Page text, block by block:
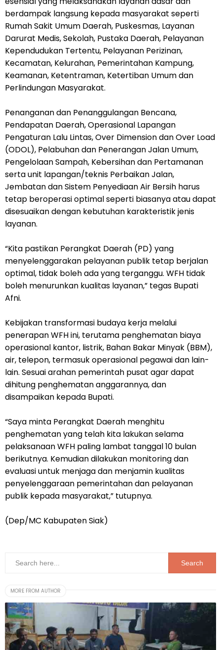
berdampak langsung kepada masyarakat seperti
Rumah Sakit Umum Daerah, Puskesmas, Layanan
Darurat Medis, Sekolah, Pustaka Daerah, Pelayanan
Kependudukan Tertentu, Pelayanan Perizinan,
Kecamatan, Kelurahan, Pemerintahan Kampung,
Keamanan, Ketentraman, Ketertiban Umum dan
Perlindungan Masyarakat.
Penanganan dan Penanggulangan Bencana,
Pendapatan Daerah, Operasional Lapangan
Pengaturan Lalu Lintas, Over Dimension dan Over Load
(ODOL), Pelabuhan dan Penerangan Jalan Umum,
Pengelolaan Sampah, Kebersihan dan Pertamanan
serta unit lapangan/teknis Perbaikan Jalan,
Jembatan dan Sistem Penyediaan Air Bersih harus
tetap beroperasi optimal seperti biasanya atau dapat
disesuaikan dengan kebutuhan karakteristik jenis
layanan.
“Kita pastikan Perangkat Daerah (PD) yang
menyelenggarakan pelayanan publik tetap berjalan
optimal, tidak boleh ada yang terganggu. WFH tidak
boleh menurunkan kualitas layanan,” tegas Bupati
Afni.
Kebijakan transformasi budaya kerja melalui
penerapan WFH ini, terutama penghematan biaya
operasional kantor, listrik, Bahan Bakar Minyak (BBM),
air, telepon, termasuk operasional pegawai dan lain-
lain. Sesuai arahan pemerintah pusat agar dapat
dihitung penghematan anggarannya, dan
disampaikan kepada Bupati.
“Saya minta Perangkat Daerah menghitu
penghematan yang telah kita lakukan selama
pelaksanaan WFH paling lambat tanggal 10 bulan
berikutnya. Kemudian dilakukan monitoring dan
evaluasi untuk menjaga dan menjamin kualitas
penyelenggaraan pemerintahan dan pelayanan
publik kepada masyarakat,” tutupnya.
(Dep/MC Kabupaten Siak)
MORE FROM AUTHOR